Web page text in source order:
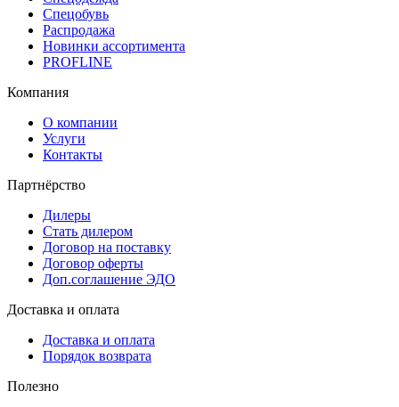
Спецобувь
Распродажа
Новинки ассортимента
PROFLINE
Компания
О компании
Услуги
Контакты
Партнёрство
Дилеры
Стать дилером
Договор на поставку
Договор оферты
Доп.соглашение ЭДО
Доставка и оплата
Доставка и оплата
Порядок возврата
Полезно